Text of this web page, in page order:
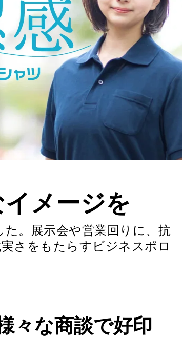
メージを
。展示会や営業回りに、抗
さをもたらすビジネスポロ
々な商談で好印